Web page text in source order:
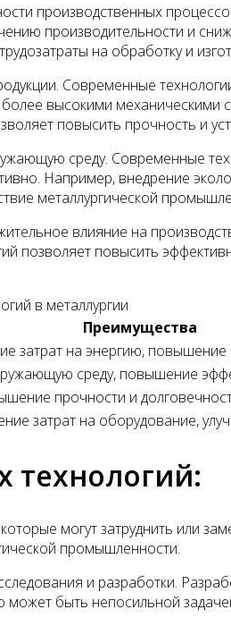
производственных
производительности и
на обработку и
Современные
высокими механическими
повысить прочность и
среду. Современные
Например, внедрение
металлургической
влияние на
позволяет повысить
в металлургии
Преимущества
затрат на энергию, повышение
среду, повышение
прочности и
затрат на оборудование,
могут затруднить или
промышленности.
и разработки.
быть непосильной